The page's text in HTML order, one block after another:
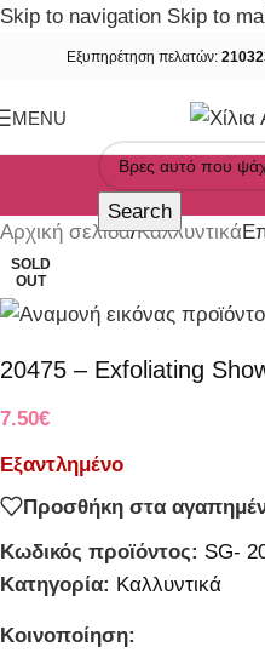
Skip to navigation Skip to
Εξυπηρέτηση πελατών:
MENU
Search
Αρχική σελίδα/Καλλυντικά
SOLD
OUT
20475 – Exfoliating
7.50€
Εξαντλημένο
Προσθήκη στα
Κωδικός προϊόντος: SG-
Κατηγορία: Καλλυντικά
Κοινοποίηση: